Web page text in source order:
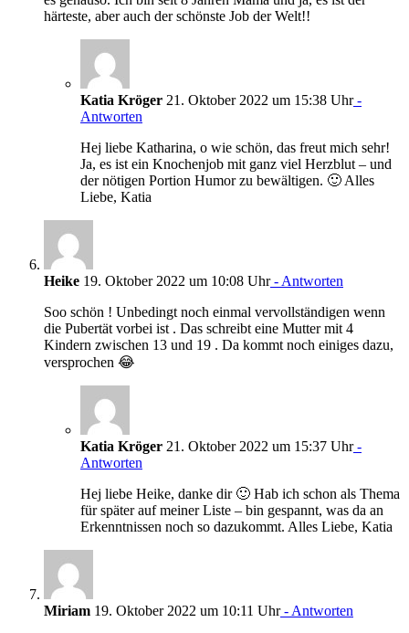
härteste, aber auch der schönste Job der Welt!!
Katia Kröger 21. Oktober 2022 um 15:38 Uhr-
Antworten
Hej liebe Katharina, o wie schön, das freut mich sehr!
Ja, es ist ein Knochenjob mit ganz viel Herzblut – und
der nötigen Portion Humor zu bewältigen. 🙂 Alles
Liebe, Katia
Heike 19. Oktober 2022 um 10:08 Uhr- Antworten
Soo schön ! Unbedingt noch einmal vervollständigen wenn
die Pubertät vorbei ist . Das schreibt eine Mutter mit 4
Kindern zwischen 13 und 19 . Da kommt noch einiges dazu,
versprochen 😂
Katia Kröger 21. Oktober 2022 um 15:37 Uhr-
Antworten
Hej liebe Heike, danke dir 🙂 Hab ich schon als Thema
für später auf meiner Liste – bin gespannt, was da an
Erkenntnissen noch so dazukommt. Alles Liebe, Katia
Miriam 19. Oktober 2022 um 10:11 Uhr- Antworten